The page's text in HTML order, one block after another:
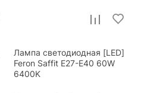
Лампа светодиодная [LED]
Feron Saffit E27-E40 60W
6400K